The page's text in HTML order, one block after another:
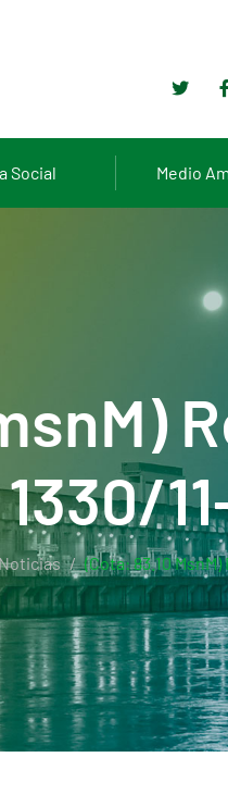
Social Medio
1330/
Noticias (Cota: 83.10